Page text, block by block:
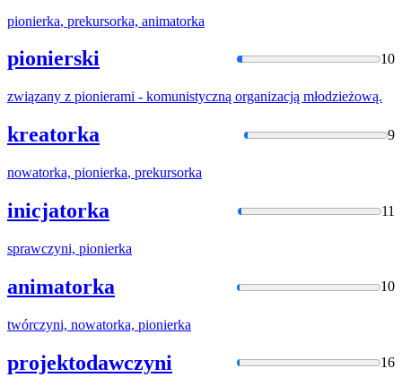
pionierka, prekursorka, animatorka
pionierski 10
związany z pionierami - komunistyczną organizacją młodzieżową.
kreatorka 9
nowatorka, pionierka, prekursorka
inicjatorka 11
sprawczyni, pionierka
animatorka 10
twórczyni, nowatorka, pionierka
projektodawczyni 16